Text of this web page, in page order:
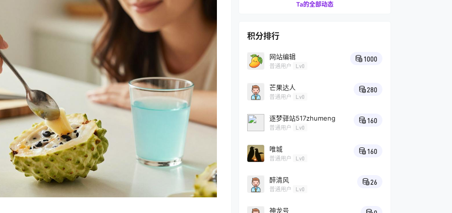
Ta的全部动态
积分排行
网站编辑
普通用户 Lv0
1000
芒果达人
普通用户 Lv0
280
逐梦驿站517zhumeng
普通用户 Lv0
160
唯城
普通用户 Lv0
160
醉清风
普通用户 Lv0
26
神龙号